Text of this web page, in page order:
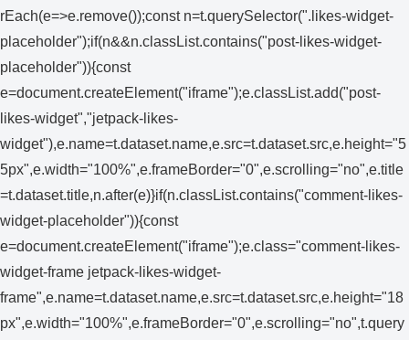
rEach(e=>e.remove());const n=t.querySelector(".likes-widget-
placeholder");if(n&&n.classList.contains("post-likes-widget-
placeholder")){const
e=document.createElement("iframe");e.classList.add("post-
likes-widget","jetpack-likes-
widget"),e.name=t.dataset.name,e.src=t.dataset.src,e.height="5
5px",e.width="100%",e.frameBorder="0",e.scrolling="no",e.title
=t.dataset.title,n.after(e)}if(n.classList.contains("comment-likes-
widget-placeholder")){const
e=document.createElement("iframe");e.class="comment-likes-
widget-frame jetpack-likes-widget-
frame",e.name=t.dataset.name,e.src=t.dataset.src,e.height="18
px",e.width="100%",e.frameBorder="0",e.scrolling="no",t.query